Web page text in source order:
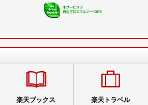
楽天ブックス 楽天トラベル